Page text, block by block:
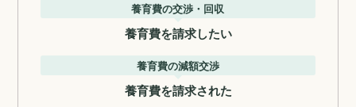
養育費の交渉・回収
養育費を請求したい
養育費の減額交渉
養育費を請求された